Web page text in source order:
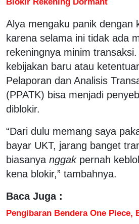
Alya mengaku panik dengan
karena selama ini tidak ada
rekeningnya minim
kebijakan baru atau
Pelaporan dan Analisis
(PPATK) bisa menjadi
diblokir.
“Dari dulu memang saya
bayar UKT, jarang banget
biasanya nggakpernah
kena blokir,” tambahnya.
Baca Juga :
Pengibaran Bendera One Piece,